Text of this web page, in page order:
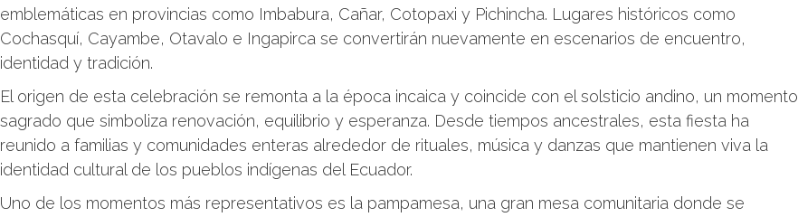
emblemáticas en provincias como Imbabura, Cañar, Cotopaxi y Pichincha. Lugares históricos como
Cochasquí, Cayambe, Otavalo e Ingapirca se convertirán nuevamente en escenarios de encuentro,
identidad y tradición.
El origen de esta celebración se remonta a la época incaica y coincide con el solsticio andino, un momento
sagrado que simboliza renovación, equilibrio y esperanza. Desde tiempos ancestrales, esta fiesta ha
reunido a familias y comunidades enteras alrededor de rituales, música y danzas que mantienen viva la
identidad cultural de los pueblos indígenas del Ecuador.
Uno de los momentos más representativos es la pampamesa, una gran mesa comunitaria donde se